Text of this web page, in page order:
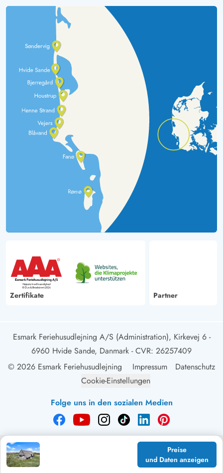
Preise
und Daten anzeigen
Zertifikate Partner
Esmark Feriehusudlejning A/S (Administration), Kirkevej 6 -
6960 Hvide Sande, Danmark - CVR: 26257409
© 2026 Esmark Feriehusudlejning
Impressum
Datenschutz
Cookie-Einstellungen
Folge uns in den sozialen Medien